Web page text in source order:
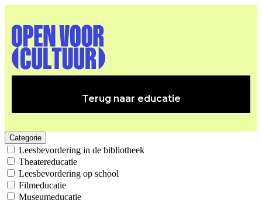
Terug naar educatie
Categorie
Leesbevordering in de bibliotheek
Theatereducatie
Leesbevordering op school
Filmeducatie
Museumeducatie